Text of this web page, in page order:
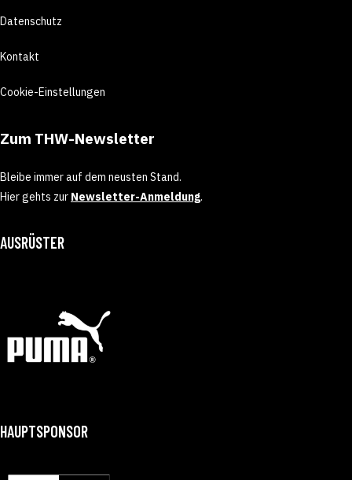
Datenschutz
Kontakt
Cookie-Einstellungen
Zum THW-Newsletter
Bleibe immer auf dem neusten Stand.
Hier gehts zur Newsletter-Anmeldung.
AUSRÜSTER
HAUPTSPONSOR